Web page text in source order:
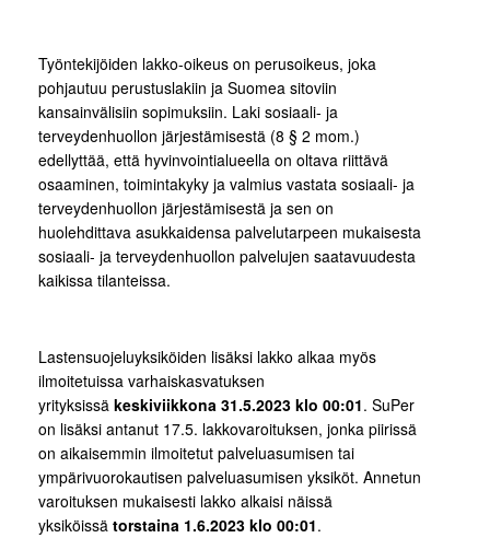
Työntekijöiden lakko-oikeus on perusoikeus, joka
pohjautuu perustuslakiin ja Suomea sitoviin
kansainvälisiin sopimuksiin. Laki sosiaali- ja
terveydenhuollon järjestämisestä (8 § 2 mom.)
edellyttää, että hyvinvointialueella on oltava riittävä
osaaminen, toimintakyky ja valmius vastata sosiaali- ja
terveydenhuollon järjestämisestä ja sen on
huolehdittava asukkaidensa palvelutarpeen mukaisesta
sosiaali- ja terveydenhuollon palvelujen saatavuudesta
kaikissa tilanteissa.
Lastensuojeluyksiköiden lisäksi lakko alkaa myös
ilmoitetuissa varhaiskasvatuksen
yrityksissä keskiviikkona 31.5.2023 klo 00:01. SuPer
on lisäksi antanut 17.5. lakkovaroituksen, jonka piirissä
on aikaisemmin ilmoitetut palveluasumisen tai
ympärivuorokautisen palveluasumisen yksiköt. Annetun
varoituksen mukaisesti lakko alkaisi näissä
yksiköissä torstaina 1.6.2023 klo 00:01.